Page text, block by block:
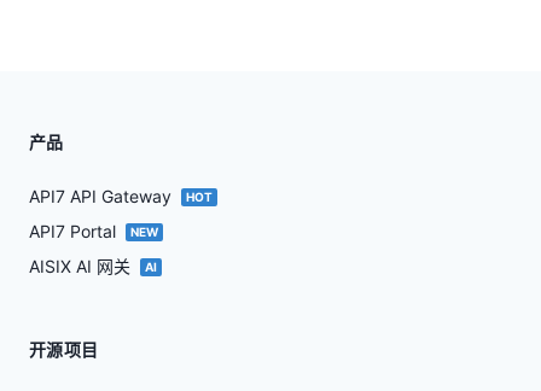
产品
API7 API Gateway HOT
API7 Portal NEW
AISIX AI 网关 AI
开源项目